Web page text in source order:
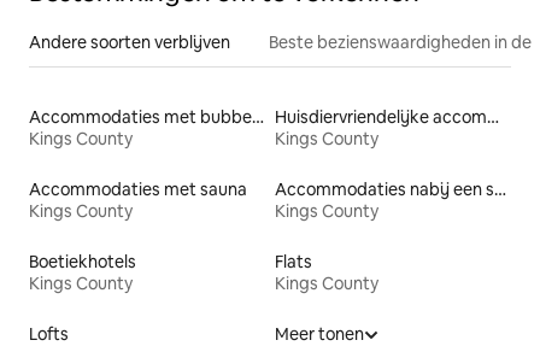
Andere soorten verblijven Beste bezienswaardigheden in de
Accommodaties met bubbelbad
Kings County
Huisdiervriendelijke accommodaties
Kings County
Accommodaties met sauna
Kings County
Accommodaties nabij een strand
Kings County
Boetiekhotels
Kings County
Flats
Kings County
Lofts
Meer tonen